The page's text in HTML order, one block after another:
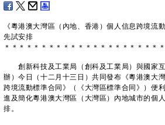
《粵港澳大灣區（內地、香港）個人信息跨境流
先試安排
＊ ＊ ＊ ＊ ＊ ＊ ＊ ＊ ＊ ＊ ＊ ＊ ＊ ＊ ＊ ＊ ＊ ＊ ＊ ＊ ＊ ＊
創新科技及工業局（創科及工業局）與國家互
辦）今日（十二月十三日）共同發布《粵港澳大
跨境流動標準合同》（《大灣區標準合同》）便
進及簡化粵港澳大灣區（大灣區）內地城市的個
排。